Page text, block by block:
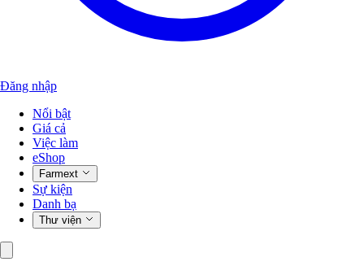
Đăng nhập
Nổi bật
Giá cả
Việc làm
eShop
Farmext
Sự kiện
Danh bạ
Thư viện